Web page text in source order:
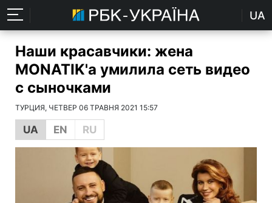
UA
Наши красавчики: жена
MONATIK'а умилила сеть видео
с сыночками
ТУРЦИЯ, ЧЕТВЕР 06 ТРАВНЯ 2021 15:57
UA EN RU